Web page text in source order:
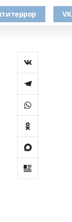
VK